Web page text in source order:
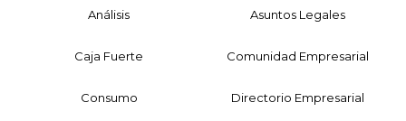
Análisis Asuntos Legales
Caja Fuerte Comunidad Empresarial
Consumo Directorio Empresarial